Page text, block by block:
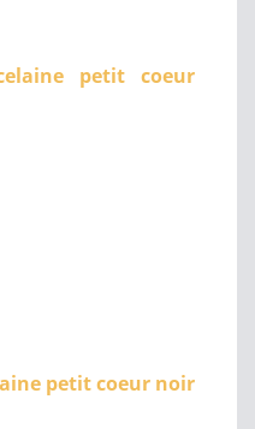
petit coeur
petit coeur noir